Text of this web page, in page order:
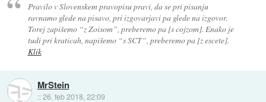
Pravilo v Slovenskem pravopisu pravi, da se pri pisanju
ravnamo glede na pisavo, pri izgovarjavi pa glede na izgovor.
Torej zapišemo “z Zoisom”, preberemo pa [s cojzom]. Enako je
tudi pri kraticah, napišemo “s SCT”, preberemo pa [z escete].
Klik
MrStein
::26. feb 2018, 22:09